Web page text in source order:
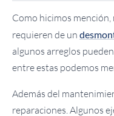
Como hicimos
requieren de un
algunos arreglos
entre estas podemos
Además del
reparaciones. Algunos